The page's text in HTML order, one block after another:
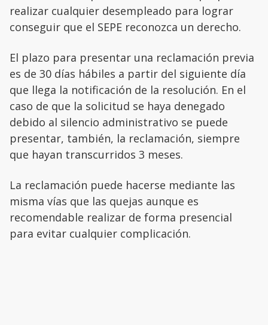
realizar cualquier desempleado para lograr
conseguir que el SEPE reconozca un derecho.
El plazo para presentar una reclamación previa
es de 30 días hábiles a partir del siguiente día
que llega la notificación de la resolución. En el
caso de que la solicitud se haya denegado
debido al silencio administrativo se puede
presentar, también, la reclamación, siempre
que hayan transcurridos 3 meses.
La reclamación puede hacerse mediante las
misma vías que las quejas aunque es
recomendable realizar de forma presencial
para evitar cualquier complicación.